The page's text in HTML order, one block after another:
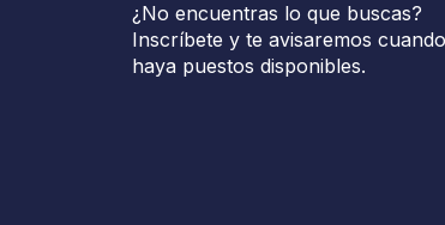
¿No encuentras lo que buscas?
Inscríbete y te avisaremos cuando
haya puestos disponibles.